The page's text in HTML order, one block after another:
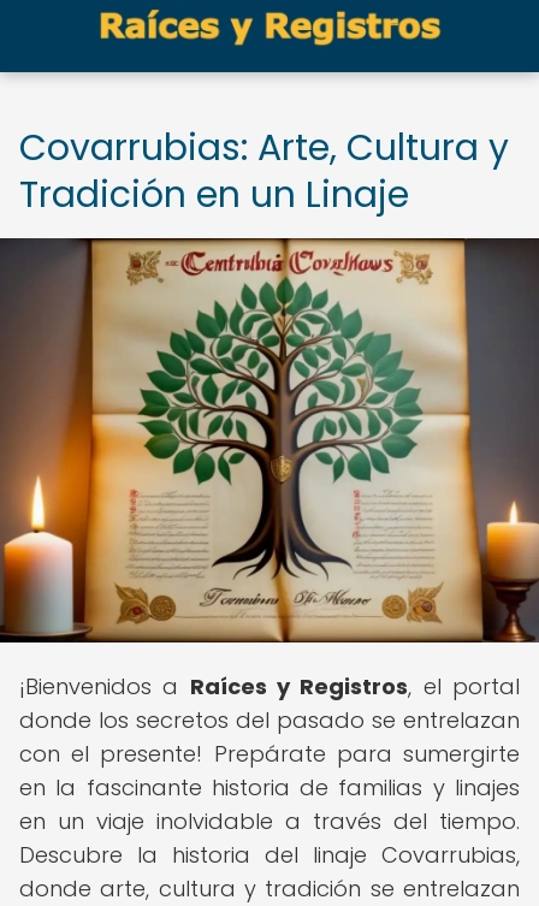
Covarrubias: Arte, Cultura y
Tradición en un Linaje
¡Bienvenidos a Raíces y Registros, el portal
donde los secretos del pasado se entrelazan
con el presente! Prepárate para sumergirte
en la fascinante historia de familias y linajes
en un viaje inolvidable a través del tiempo.
Descubre la historia del linaje Covarrubias,
donde arte, cultura y tradición se entrelazan